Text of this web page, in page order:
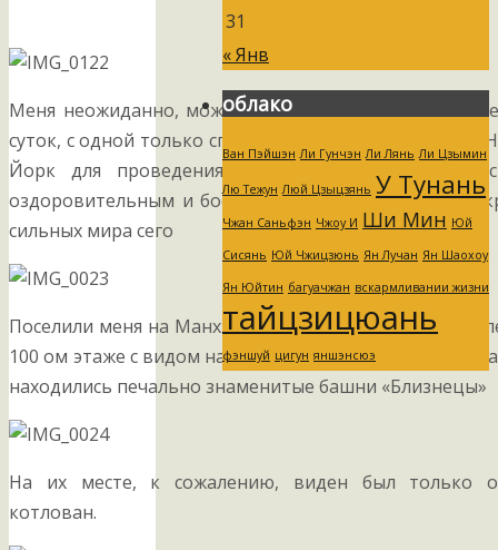
Меня неожиданно, можно сказать «насильно», в
суток, с одной только спортивной сумкой вывезли в
Йорк для проведения там семинаров по
оздоровительным и боевым искусствам для узкого
сильных мира сего
Поселили меня на Манхэттене в фешенебельном
100 ом этаже с видом на океан и о место, где еще
находились печально знаменитые башни «Близнецы»
На их месте, к сожалению, виден был только
котлован.
31
« Янв
облако
Ван Пэйшэн Ли Гунчэн Ли Лянь Ли Цзымин
Лю Тежун Люй Цзыцзянь У Тунань
Чжан Саньфэн Чжоу И Ши Мин Юй
Сисянь Юй Чжицзюнь Ян Лучан Ян Шаохоу
Ян Юйтин багуачжан вскармливании жизни
тайцзицюань
фэншуй цигун яншэнсюэ